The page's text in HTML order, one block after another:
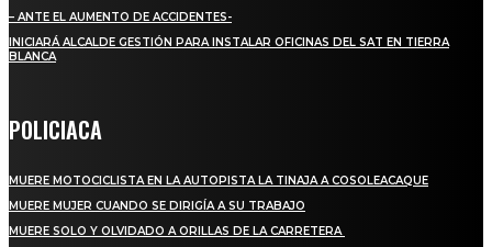
– ANTE EL AUMENTO DE ACCIDENTES-
INICIARÁ ALCALDE GESTIÓN PARA INSTALAR OFICINAS DEL SAT EN TIERRA
BLANCA
POLICIACA
MUERE MOTOCICLISTA EN LA AUTOPISTA LA TINAJA A COSOLEACAQUE
MUERE MUJER CUANDO SE DIRIGÍA A SU TRABAJO
MUERE SOLO Y OLVIDADO A ORILLAS DE LA CARRETERA